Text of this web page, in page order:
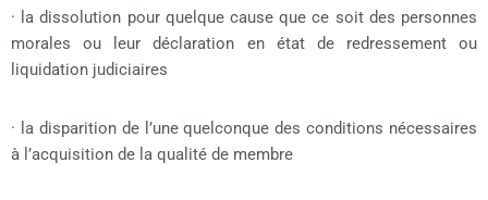
· la dissolution pour quelque cause que ce soit des personnes
morales ou leur déclaration en état de redressement ou
liquidation judiciaires
· la disparition de l’une quelconque des conditions nécessaires
à l’acquisition de la qualité de membre